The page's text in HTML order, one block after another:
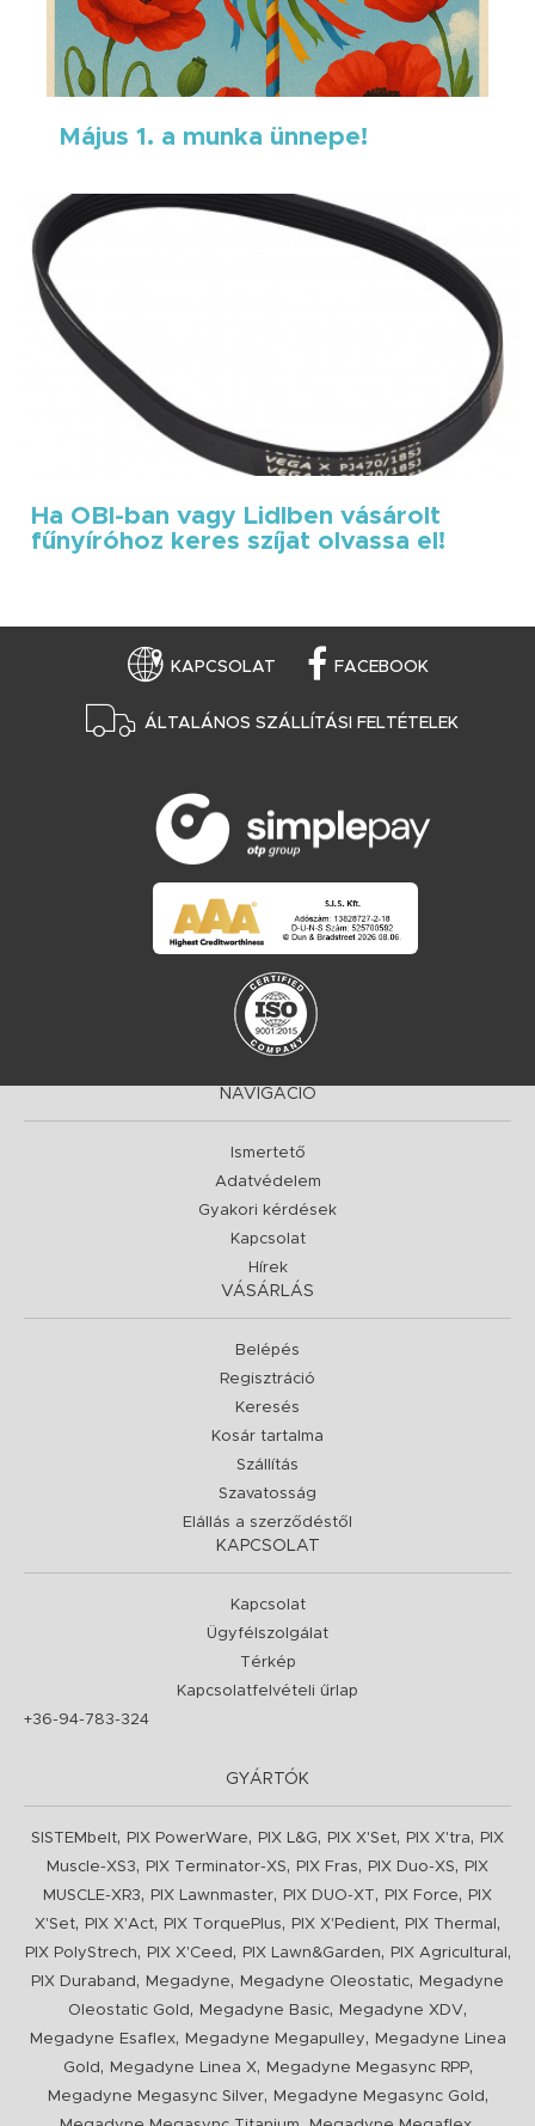
Május 1. a munka ünnepe!
Ha OBI-ban vagy Lidlben vásárolt
fűnyíróhoz keres szíjat olvassa el!
KAPCSOLAT FACEBOOK
ÁLTALÁNOS SZÁLLÍTÁSI FELTÉTELEK
NAVIGÁCIÓ
Ismertető
Adatvédelem
Gyakori kérdések
Kapcsolat
Hírek
VÁSÁRLÁS
Belépés
Regisztráció
Keresés
Kosár tartalma
Szállítás
Szavatosság
Elállás a szerződéstől
KAPCSOLAT
Kapcsolat
Ügyfélszolgálat
Térkép
Kapcsolatfelvételi űrlap
+36-94-783-324
GYÁRTÓK
SISTEMbelt, PIX PowerWare, PIX L&G, PIX X'Set, PIX X'tra,
PIX
Muscle-XS3, PIX Terminator-XS, PIX Fras, PIX Duo-XS,
PIX
MUSCLE-XR3, PIX Lawnmaster, PIX DUO-XT , PIX Force,
PIX
X'Set, PIX X'Act, PIX TorquePlus, PIX X'Pedient, PIX Thermal ,
PIX PolyStrech, PIX X'Ceed , PIX Lawn&Garden, PIX Agricultural ,
PIX Duraband , Megadyne, Megadyne Oleostatic,
Megadyne
Oleostatic Gold , Megadyne Basic, Megadyne XDV,
Megadyne Esaflex, Megadyne Megapulley,
Megadyne Linea
Gold , Megadyne Linea X, Megadyne Megasync RPP,
Megadyne Megasync Silver, Megadyne Megasync Gold ,